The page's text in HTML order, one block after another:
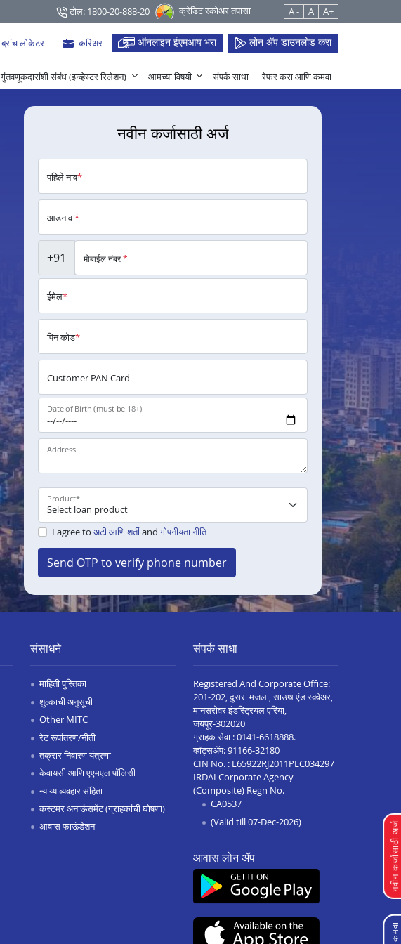
टोल: 1800-20-888-20 क्रेडिट स्कोअर तपासा A - A A+
ब्रांच लोकेटर करिअर ऑनलाइन ईएमआय भरा लोन ॲप डाउनलोड करा
गुंतवणूकदारांशी संबंध (इन्व्हेस्टर रिलेशन) आमच्या विषयी संपर्क साधा रेफर करा आणि कमवा
नवीन कर्जासाठी अर्ज
पहिले नाव*
आडनाव*
+91 मोबाईल नंबर*
ईमेल*
पिन कोड*
Customer PAN Card
Date of Birth (must be 18+)
Address
Product*
I agree to अटी आणि शर्तीand गोपनीयता नीति
Send OTP to verify phone number
नवीन कर्जासाठी अर्ज
संसाधने
माहिती पुस्तिका
शुल्काची अनुसूची
Other MITC
रेट रूपांतरण/नीती
तक्रार निवारण यंत्रणा
केवायसी आणि एएमएल पॉलिसी
न्याय्य व्यवहार संहिता
कस्टमर अनाऊंसमेंट (ग्राहकांची घोषणा)
आवास फाऊंडेशन
संपर्क साधा
Registered And Corporate Office:
201-202, दुसरा मजला, साउथ एंड स्क्वेअर,
मानसरोवर इंडस्ट्रियल एरिया,
जयपूर-302020
ग्राहक सेवा :0141-6618888.
व्हॉट्सॲप:91166-32180
CIN No. : L65922RJ2011PLC034297
IRDAI Corporate Agency
(Composite) Regn No.
CA0537
(Valid till 07-Dec-2026)
आवास लोन ॲप